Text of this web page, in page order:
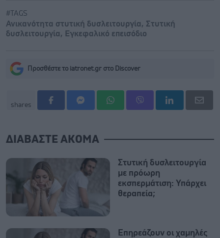
#TAGS
Ανικανότητα στυτική δυσλειτουργία, Στυτική
δυσλειτουργία, Εγκεφαλικό επεισόδιο
Προσθέστε το iatronet.gr στο Discover
shares
ΔΙΑΒΑΣΤΕ ΑΚΟΜΑ
Στυτική δυσλειτουργία
με πρόωρη
εκσπερμάτιση: Υπάρχει
θεραπεία;
Επηρεάζουν οι χαμηλές